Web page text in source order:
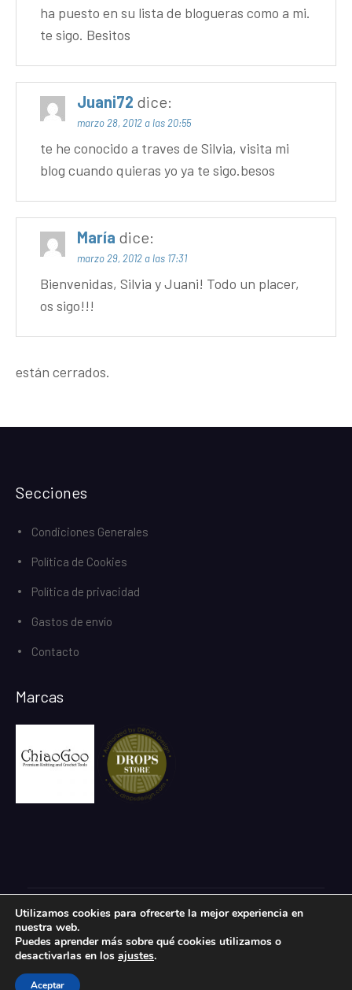
ha puesto en su lista de blogueras como a mi.
te sigo. Besitos
Juani72 dice:
marzo 28, 2012 a las 20:55
te he conocido a traves de Silvia, visita mi
blog cuando quieras yo ya te sigo.besos
María dice:
marzo 29, 2012 a las 17:31
Bienvenidas, Silvia y Juani! Todo un placer,
os sigo!!!
están cerrados.
Secciones
Condiciones Generales
Política de Cookies
Política de privacidad
Gastos de envío
Contacto
Marcas
Todos los derechos reservados.
eCommerce Gem porProDesigns
Utilizamos cookies para ofrecerte la mejor experiencia en
nuestra web.
Puedes aprender más sobre qué cookies utilizamos o
desactivarlas en los ajustes.
Aceptar